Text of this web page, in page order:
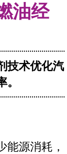
油经
技术优化汽
能源消耗，